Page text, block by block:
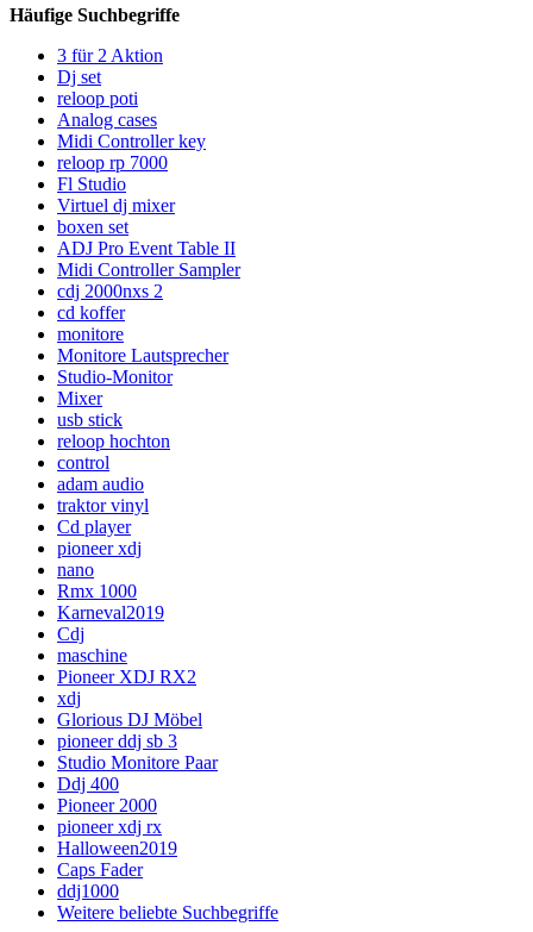
Häufige Suchbegriffe
3 für 2 Aktion
Dj set
reloop poti
Analog cases
Midi Controller key
reloop rp 7000
Fl Studio
Virtuel dj mixer
boxen set
ADJ Pro Event Table II
Midi Controller Sampler
cdj 2000nxs 2
cd koffer
monitore
Monitore Lautsprecher
Studio-Monitor
Mixer
usb stick
reloop hochton
control
adam audio
traktor vinyl
Cd player
pioneer xdj
nano
Rmx 1000
Karneval2019
Cdj
maschine
Pioneer XDJ RX2
xdj
Glorious DJ Möbel
pioneer ddj sb 3
Studio Monitore Paar
Ddj 400
Pioneer 2000
pioneer xdj rx
Halloween2019
Caps Fader
ddj1000
Weitere beliebte Suchbegriffe